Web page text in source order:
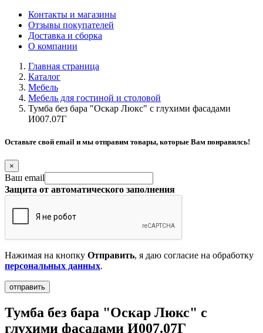
Контакты и магазины
Отзывы покупателей
Доставка и сборка
О компании
Главная страница
Каталог
Мебель
Мебель для гостиной и столовой
Тумба без бара "Оскар Люкс" с глухими фасадами
И007.07Г
Оставьте свой email и мы отправим товары, которые Вам понравилсь!
×
Ваш email
Защита от автоматического заполнения
Нажимая на кнопку Отправить, я даю согласие на обработку
персональных данных.
Тумба без бара "Оскар Люкс" с
глухими фасадами И007.07Г